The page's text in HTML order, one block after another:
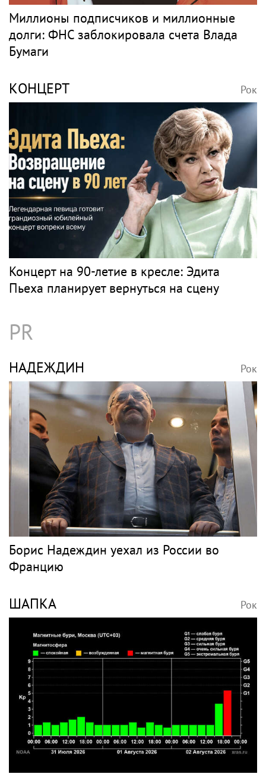
Миллионы подписчиков и миллионные
долги: ФНС заблокировала счета Влада
Бумаги
КОНЦЕРТ Рок
Концерт на 90-летие в кресле: Эдита
Пьеха планирует вернуться на сцену
PR
НАДЕЖДИН Рок
Борис Надеждин уехал из России во
Францию
ШАПКА Рок